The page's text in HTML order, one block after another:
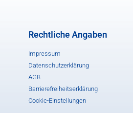
Rechtliche Angaben
Impressum
Datenschutzerklärung
AGB
Barrierefreiheitserklärung
Cookie-Einstellungen